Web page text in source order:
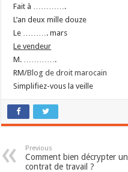
Fait à ………….
L’an deux mille douze
Le ………. mars
Le vendeur
M. ………….
RM/Blog de droit marocain
Simplifiez-vous la veille
Previous
Comment bien décrypter un
contrat de travail ?